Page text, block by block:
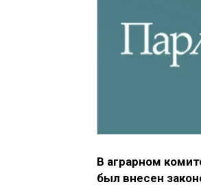
В аграрном
был внесен